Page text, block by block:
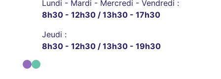
Lundi - Mardi - Mercredi - Vendredi :
8h30 - 12h30 / 13h30 - 17h30
Jeudi :
8h30 - 12h30 / 13h30 - 19h30